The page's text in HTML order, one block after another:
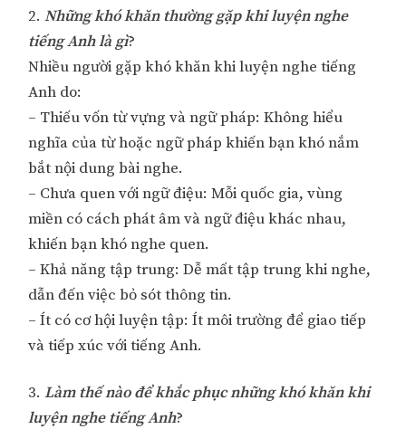
2. Những khó khăn thường gặp khi luyện nghe
tiếng Anh là gì?
Nhiều người gặp khó khăn khi luyện nghe tiếng
Anh do:
– Thiếu vốn từ vựng và ngữ pháp: Không hiểu
nghĩa của từ hoặc ngữ pháp khiến bạn khó nắm
bắt nội dung bài nghe.
– Chưa quen với ngữ điệu: Mỗi quốc gia, vùng
miền có cách phát âm và ngữ điệu khác nhau,
khiến bạn khó nghe quen.
– Khả năng tập trung: Dễ mất tập trung khi nghe,
dẫn đến việc bỏ sót thông tin.
– Ít có cơ hội luyện tập: Ít môi trường để giao tiếp
và tiếp xúc với tiếng Anh.
3.Làm thế nào để khắc phục những khó khăn khi
luyện nghe tiếng Anh?